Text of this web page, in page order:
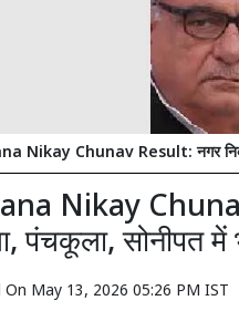
Nikay Chunav Result: नगर
Nikay
पंचकूला, सोनीपत
On May 13, 2026 05:26 PM IST